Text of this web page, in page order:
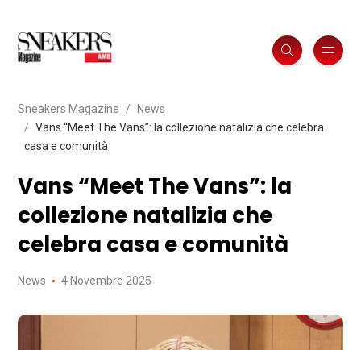
Sneakers Magazine
News
Vans “Meet The Vans”: la collezione natalizia che celebra
casa e comunità
Vans “Meet The Vans”: la
collezione natalizia che
celebra casa e comunità
News 4 Novembre 2025